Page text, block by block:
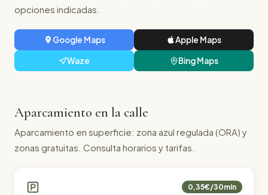
opciones indicadas.
Google Maps Apple Maps
Waze Bing Maps
Aparcamiento en la calle
Aparcamiento en superficie: zona azul regulada (ORA) y
zonas gratuitas. Consulta horarios y tarifas.
0,35€/30min